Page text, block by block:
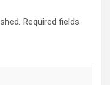
Required fields